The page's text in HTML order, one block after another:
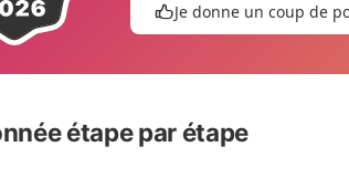
Je donne un coup de
étape par étape